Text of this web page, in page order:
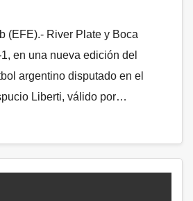
(EFE).- River Plate y Boca
en una nueva edición del
argentino disputado en el
Liberti, válido por…